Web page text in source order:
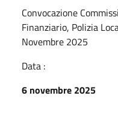
Convocazione
Finanziario, Polizia
Novembre 2025
Data :
6 novembre 2025